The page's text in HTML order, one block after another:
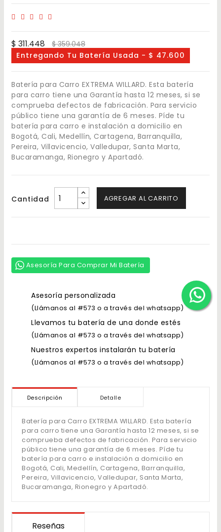
$ 311.448
$ 359.048
Entregando Tu Batería Usada - $ 47.600
Batería para Carro EXTREMA WILLARD. Esta batería
para carro tiene una Garantía hasta 12 meses, si se
comprueba defectos de fabricación. Para servicio
público tiene una garantía de 6 meses. Píde tu
batería para carro e instalación a domicilio en
Bogotá, Cali, Medellín, Cartagena, Barranquilla,
Pereira, Villavicencio, Valledupar, Santa Marta,
Bucaramanga, Rionegro y Apartadó.
Cantidad AGREGAR AL CARRITO
Asesoría Para Comprar Mi Batería
Asesoría personalizada
(Llámanos al #573 o a través del whatsapp)
Llevamos tu batería de una donde estés
(Llámanos al #573 o a través del whatsapp)
Nuestros expertos instalarán tu batería
(Llámanos al #573 o a través del whatsapp)
Descripción Detalle
Batería para Carro EXTREMA WILLARD. Esta batería
para carro tiene una Garantía hasta 12 meses, si se
comprueba defectos de fabricación. Para servicio
público tiene una garantía de 6 meses. Píde tu
batería para carro e instalación a domicilio en
Bogotá, Cali, Medellín, Cartagena, Barranquilla,
Pereira, Villavicencio, Valledupar, Santa Marta,
Bucaramanga, Rionegro y Apartadó.
Reseñas